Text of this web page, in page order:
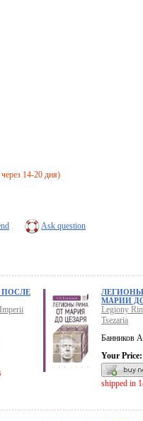
14-20 дня)
Ask question
ПОСЛЕ
МАРИИ
Legiony
Tsezaria
Банников
Your Price:
shipped in